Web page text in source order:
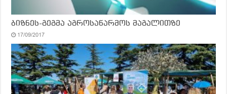
ბიზნეს-გეგმა აგროსაწარმოს მაგალითზე
17/09/2017